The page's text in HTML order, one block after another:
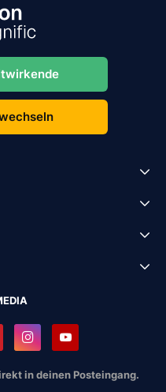
in deinen Posteingang.